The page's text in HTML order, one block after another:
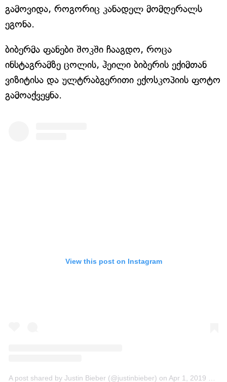
გამოვიდა, როგორიც კანადელ მომღერალს
ეგონა.
ბიბერმა ფანები შოკში ჩააგდო, როცა
ინსტაგრამზე ცოლის, ჰეილი ბიბერის ექიმთან
ვიზიტისა და ულტრაბგერითი ექოსკოპიის ფოტო
გამოაქვეყნა.
View this post on Instagram
A post shared by Justin Bieber (@justinbieber) on Apr 1, 2019 at 1:02pm PDT